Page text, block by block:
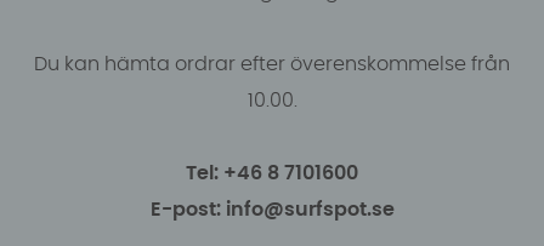
Du kan hämta ordrar efter överenskommelse från
10.00.
Tel: +46 8 7101600
E-post: info@surfspot.se